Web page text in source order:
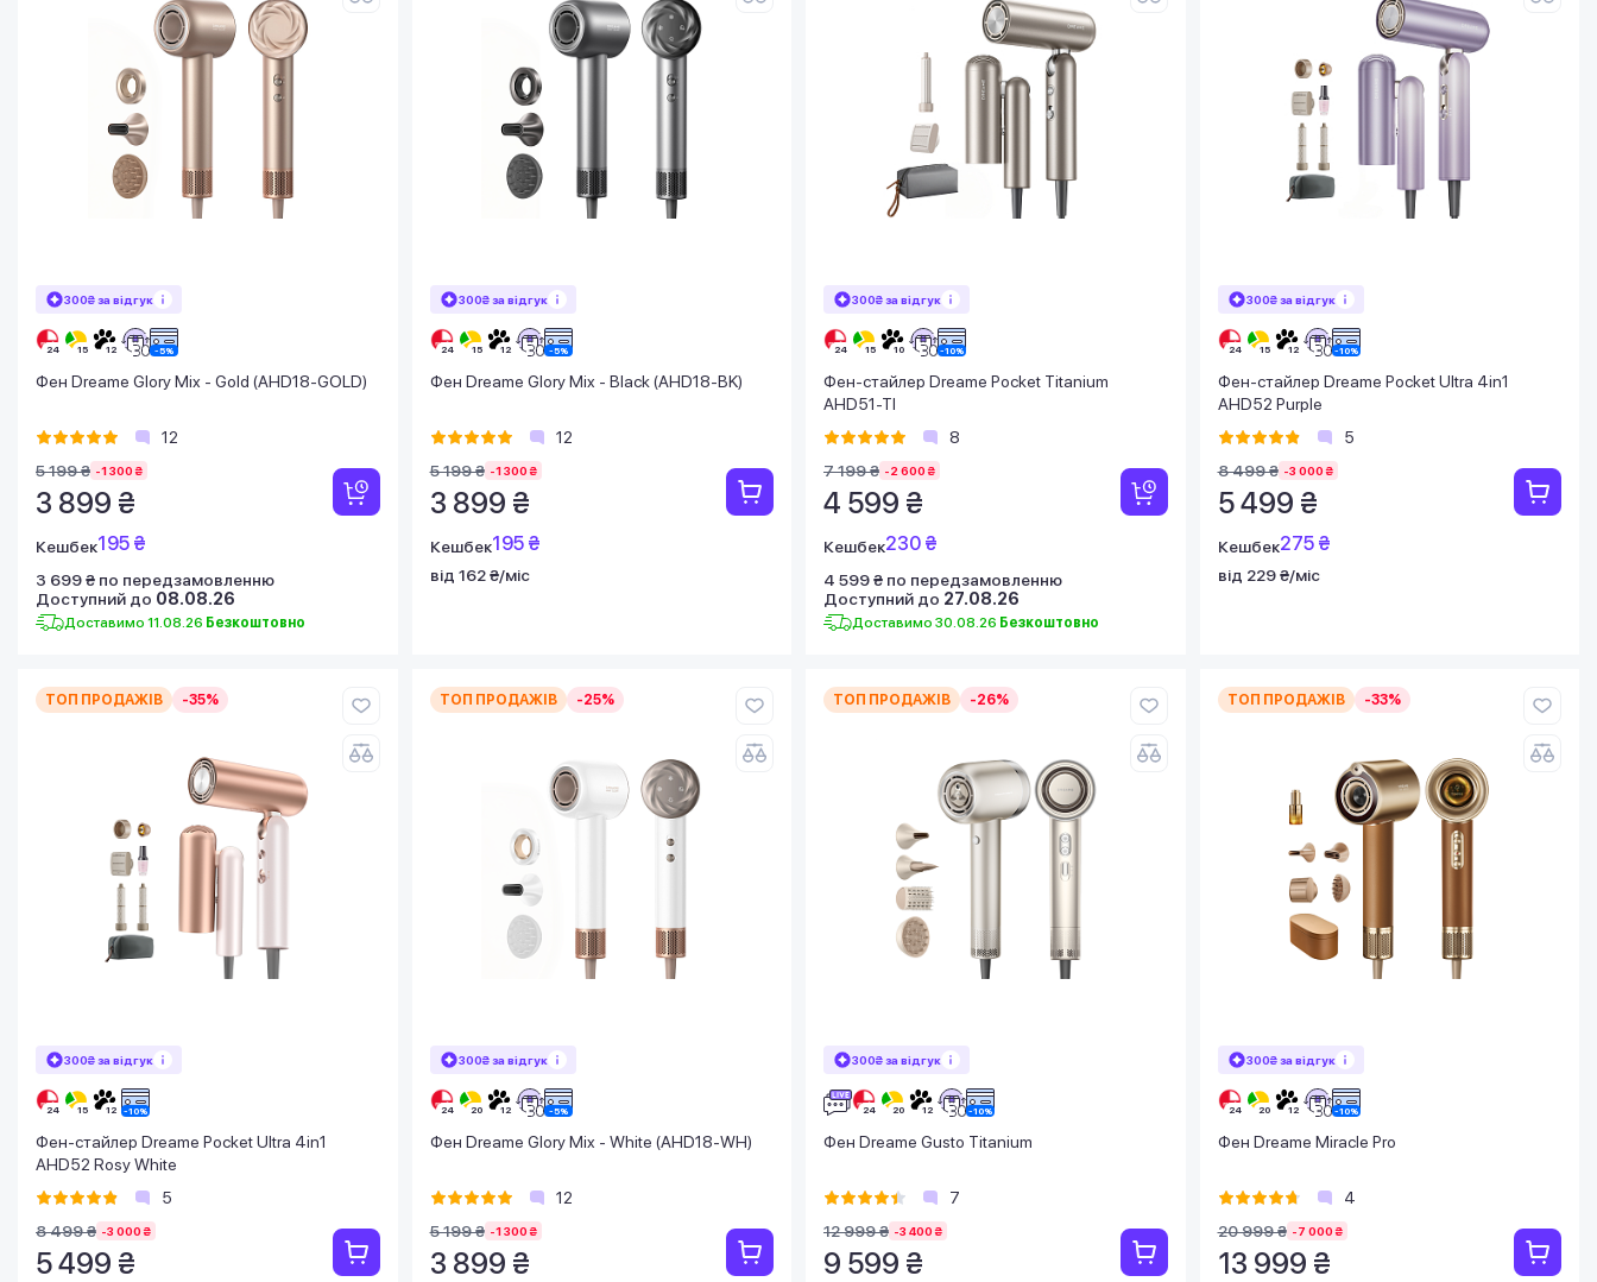
300₴ за відгук
Фен Dreame Glory Mix - Gold (AHD18-GOLD)
12
5 199 ₴ -1 300 ₴
3 899 ₴
Кешбек195 ₴
3 699 ₴ по передзамовленню
Доступний до 08.08.26
Доставимо 11.08.26 Безкоштовно
300₴ за відгук
Фен Dreame Glory Mix - Black (AHD18-BK)
12
5 199 ₴ -1 300 ₴
3 899 ₴
Кешбек195 ₴
від 162 ₴/міс
300₴ за відгук
Фен-стайлер Dreame Pocket Titanium
AHD51-TI
8
7 199 ₴ -2 600 ₴
4 599 ₴
Кешбек230 ₴
4 599 ₴ по передзамовленню
Доступний до 27.08.26
Доставимо 30.08.26 Безкоштовно
300₴ за відгук
Фен-стайлер Dreame Pocket Ultra 4in1
AHD52 Purple
5
8 499 ₴ -3 000 ₴
5 499 ₴
Кешбек275 ₴
від 229 ₴/міс
ТОП ПРОДАЖІВ -35%
300₴ за відгук
Фен-стайлер Dreame Pocket Ultra 4in1
AHD52 Rosy White
5
8 499 ₴ -3 000 ₴
5 499 ₴
ТОП ПРОДАЖІВ -25%
300₴ за відгук
Фен Dreame Glory Mix - White (AHD18-WH)
12
5 199 ₴ -1 300 ₴
3 899 ₴
ТОП ПРОДАЖІВ -26%
300₴ за відгук
Фен Dreame Gusto Titanium
7
12 999 ₴ -3 400 ₴
9 599 ₴
ТОП ПРОДАЖІВ -33%
300₴ за відгук
Фен Dreame Miracle Pro
4
20 999 ₴ -7 000 ₴
13 999 ₴